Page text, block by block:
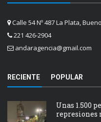
Calle 54 Nº 487 La Plata,
221 426-2904
andaragencia@gmail.com
RECIENTE POPULAR
Unas 1.500
represiones